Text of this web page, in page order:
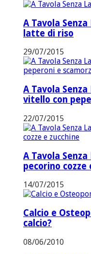
A Tavola
latte di riso
29/07/2015
A Tavola
vitello con
22/07/2015
A Tavola
pecorino cozze
14/07/2015
Calcio e
calcio?
08/06/2010